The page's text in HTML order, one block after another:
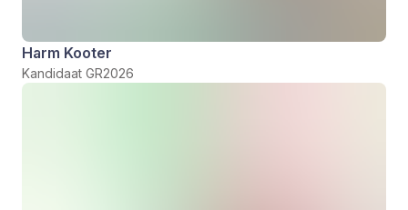
Harm Kooter
Kandidaat GR2026